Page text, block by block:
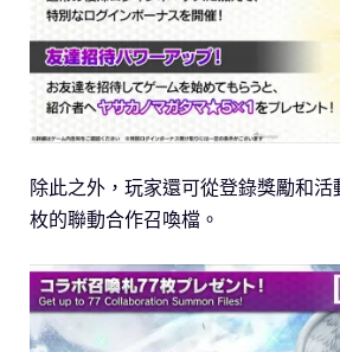
除此之外，玩家還可從登錄獎勵和
枚的聯動合作召喚檔。